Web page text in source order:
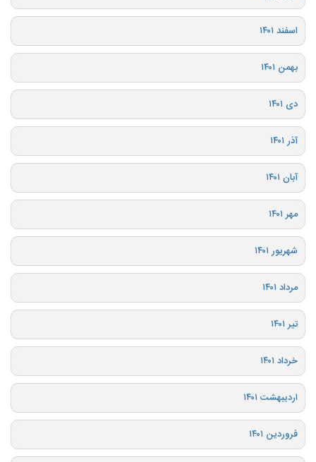
اسفند ۱۴۰۱
بهمن ۱۴۰۱
دی ۱۴۰۱
آذر ۱۴۰۱
آبان ۱۴۰۱
مهر ۱۴۰۱
شهریور ۱۴۰۱
مرداد ۱۴۰۱
تیر ۱۴۰۱
خرداد ۱۴۰۱
اردیبهشت ۱۴۰۱
فروردین ۱۴۰۱